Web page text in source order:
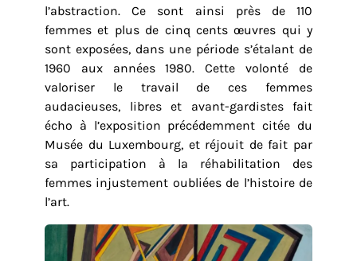
l’abstraction. Ce sont ainsi près de 110
femmes et plus de cinq cents œuvres qui y
sont exposées, dans une période s’étalant de
1960 aux années 1980. Cette volonté de
valoriser le travail de ces femmes
audacieuses, libres et avant-gardistes fait
écho à l’exposition précédemment citée du
Musée du Luxembourg, et réjouit de fait par
sa participation à la réhabilitation des
femmes injustement oubliées de l’histoire de
l’art.